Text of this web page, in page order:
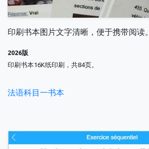
印刷书本图片文字清晰，便于携带阅读。
2026版
印刷书本16K纸印刷，共84页。
法语科目一书本